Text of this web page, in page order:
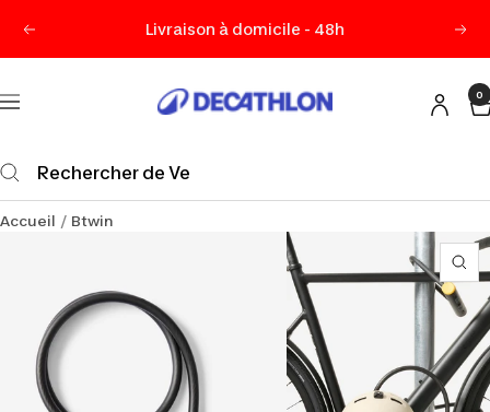
Précédent Livraison à domicile - 48h
Navigation
Decathlon
0
Accueil Btwin